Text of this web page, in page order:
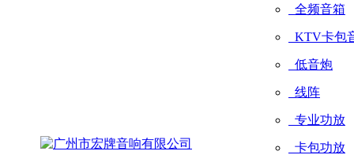
全频音箱
KTV卡包
低音炮
线阵
专业功放
卡包功放